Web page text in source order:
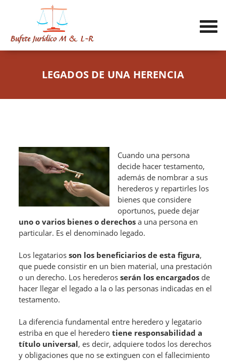
LEGADOS DE UNA HERENCIA
Cuando una persona
decide hacer testamento,
además de nombrar a sus
herederos y repartirles los
bienes que considere
oportunos, puede dejar
uno o varios bienes o derechos a una persona en
particular. Es el denominado legado.
Los legatarios son los beneficiarios de esta figura,
que puede consistir en un bien material, una prestación
o un derecho. Los herederosserán los encargados de
hacer llegar el legado a la o las personas indicadas en el
testamento.
La diferencia fundamental entre heredero y legatario
estriba en que el heredero tiene responsabilidad a
título universal , es decir, adquiere todos los derechos
y obligaciones que no se extinguen con el fallecimiento